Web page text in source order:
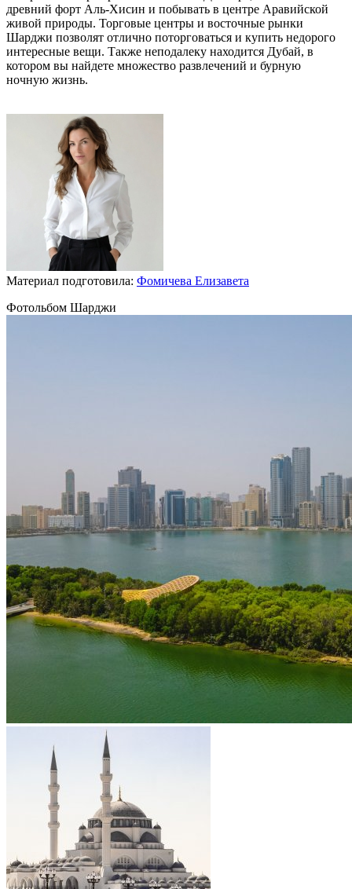
древний форт Аль-Хисин и побывать в центре Аравийской
живой природы. Торговые центры и восточные рынки
Шарджи позволят отлично поторговаться и купить недорого
интересные вещи. Также неподалеку находится Дубай, в
котором вы найдете множество развлечений и бурную
ночную жизнь.
Материал подготовила: Фомичева Елизавета
Фотольбом Шарджи